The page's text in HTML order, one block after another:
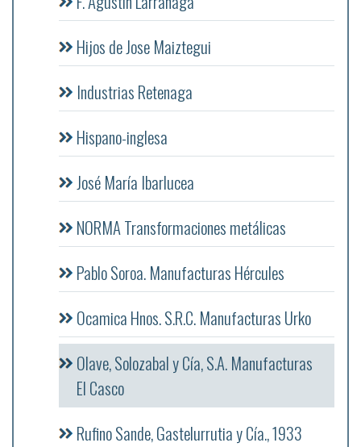
Hijos de Jose Maiztegui
Industrias Retenaga
Hispano-inglesa
José María Ibarlucea
NORMA Transformaciones metálicas
Pablo Soroa. Manufacturas Hércules
Ocamica Hnos. S.R.C. Manufacturas Urko
Olave, Solozabal y Cía, S.A. Manufacturas
El Casco
Rufino Sande, Gastelurrutia y Cía., 1933